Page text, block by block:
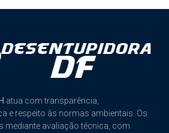
atua com transparência,
e respeito às normas ambientais. Os
mediante avaliação técnica, com